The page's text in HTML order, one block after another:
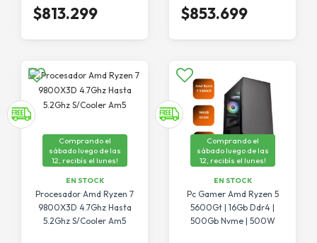
$813.299 $853.699
Comprando el
sábado luego de las
12, recibís el lunes!
EN STOCK
Procesador Amd Ryzen 7
9800X3D 4.7Ghz Hasta
5.2Ghz S/Cooler Am5
Comprando el
sábado luego de las
12, recibís el lunes!
EN STOCK
Pc Gamer Amd Ryzen 5
5600Gt | 16Gb Ddr4 |
500Gb Nvme | 500W